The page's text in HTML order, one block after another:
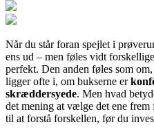
Når du står foran spejlet i
ens ud – men føles vidt
perfekt. Den anden føles som
ligger ofte i, om bukserne er
skræddersyede. Men hvad
det mening at vælge det ene
til at forstå forskellen, før du